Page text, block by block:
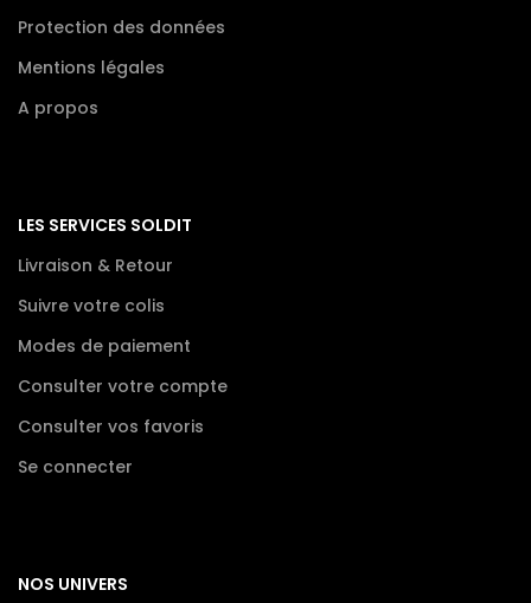
Protection des données
Mentions légales
A propos
LES SERVICES SOLDIT
Livraison & Retour
Suivre votre colis
Modes de paiement
Consulter votre compte
Consulter vos favoris
Se connecter
NOS UNIVERS